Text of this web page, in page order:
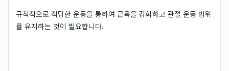
규칙적으로 적당한 운동을 통하여 근육을 강화하고 관절 운동 범위
를 유지하는 것이 필요합니다.